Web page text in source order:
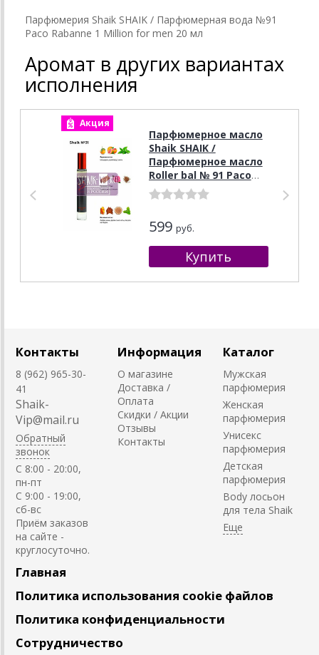
Парфюмерия Shaik SHAIK / Парфюмерная вода №91
Paco Rabanne 1 Million for men 20 мл
Аромат в других вариантах
исполнения
Акция
Парфюмерное масло
Shaik SHAIK /
Парфюмерное масло
Roller bal № 91 Paco
Rabanne 1 Million, 10
мл.
599 руб.
Контакты
8 (962) 965-30-
41
Shaik-
Vip@mail.ru
Обратный
звонок
C 8:00 - 20:00,
пн-пт
С 9:00 - 19:00,
сб-вс
Приём заказов
на сайте -
круглосуточно.
Информация
О магазине
Доставка /
Оплата
Скидки / Акции
Отзывы
Контакты
Каталог
Мужская
парфюмерия
Женская
парфюмерия
Унисекс
парфюмерия
Детская
парфюмерия
Body лосьон
для тела Shaik
Главная
Политика использования cookie файлов
Политика конфиденциальности
Сотрудничество